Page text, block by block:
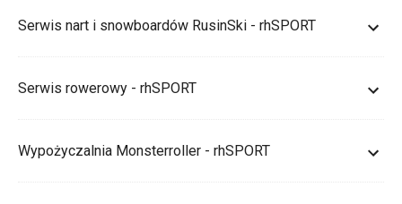
Serwis nart i snowboardów RusinSki - rhSPORT
Serwis rowerowy - rhSPORT
Wypożyczalnia Monsterroller - rhSPORT